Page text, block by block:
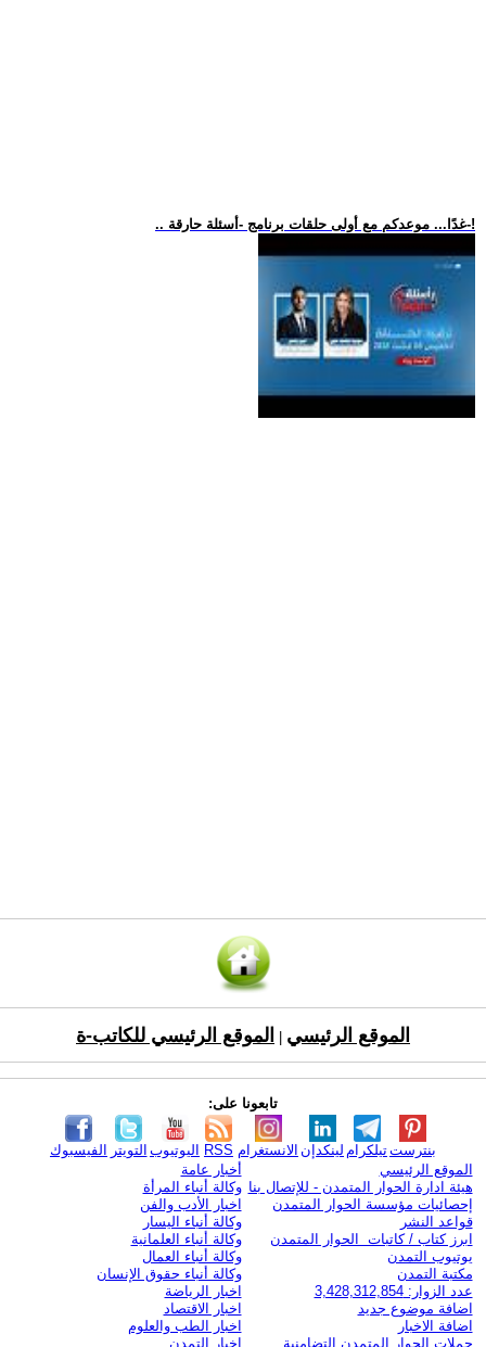
.. غدًا... موعدكم مع أولى حلقات برنامج -أسئلة حارقة-!
الموقع الرئيسي الموقع الرئيسي للكاتب-ة
تابعونا على:
الفيسبوك التويتر اليوتيوب RSS الانستغرام لينكدإن تيلكرامبنترست
الموقع الرئيسي
هيئة ادارة الحوار المتمدن - للإتصال بنا
إحصائيات مؤسسة الحوار المتمدن
قواعد النشر
ابرز كتاب / كاتبات الحوار المتمدن
يوتيوب التمدن
مكتبة التمدن
عدد الزوار: 3,428,312,854
اضافة موضوع جديد
اضافة الاخبار
حملات الحوار المتمدن التضامنية
أخبار عامة
وكالة أنباء المرأة
اخبار الأدب والفن
وكالة أنباء اليسار
وكالة أنباء العلمانية
وكالة أنباء العمال
وكالة أنباء حقوق الإنسان
اخبار الرياضة
اخبار الاقتصاد
اخبار الطب والعلوم
اخبار التمدن